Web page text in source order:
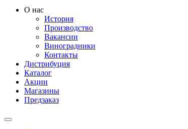
О нас
История
Производство
Вакансии
Виноградники
Контакты
Дистрибуция
Каталог
Акции
Магазины
Предзаказ